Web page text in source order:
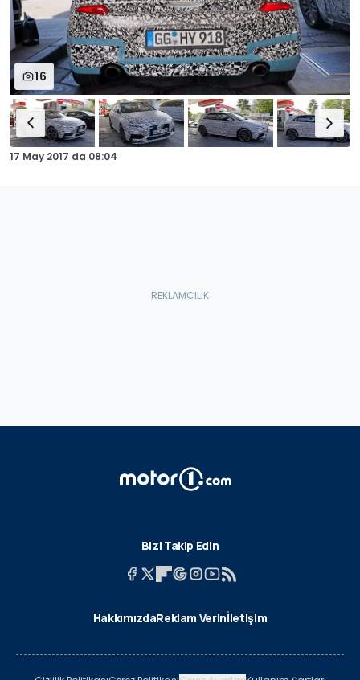
16
17 May 2017 da 08:04
Bizi Takip Edin
HakkımızdaReklam Verinİletişim